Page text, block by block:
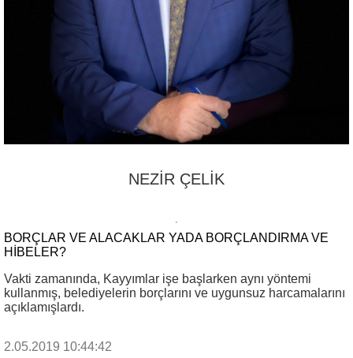
NEZİR ÇELİK
BORÇLAR VE ALACAKLAR YADA BORÇLANDIRMA VE
HİBELER?
Vakti zamanında, Kayyımlar işe başlarken aynı yöntemi
kullanmış, belediyelerin borçlarını ve uygunsuz harcamalarını
açıklamışlardı.
2.05.2019 10:44:42